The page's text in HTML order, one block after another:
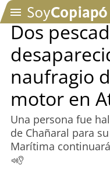
SOYTV
Podcast
Actualidad
Entretención
Dos
naufragio
motor en
Una persona fue
de Chañaral para
Marítima